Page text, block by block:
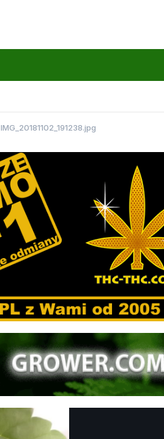
IMG_20181102_191238.jpg